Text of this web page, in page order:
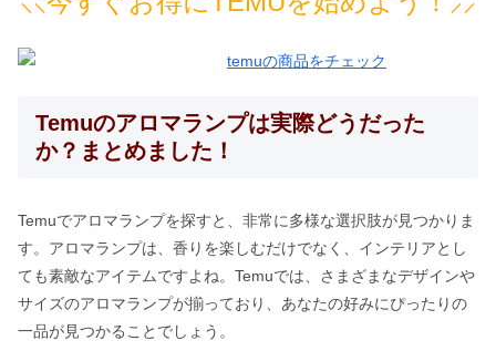
Temuのアロマランプは実際どうだった
か？まとめました！
Temuでアロマランプを探すと、非常に多様な選択肢が見つかりま
す。アロマランプは、香りを楽しむだけでなく、インテリアとし
ても素敵なアイテムですよね。Temuでは、さまざまなデザインや
サイズのアロマランプが揃っており、あなたの好みにぴったりの
一品が見つかることでしょう。